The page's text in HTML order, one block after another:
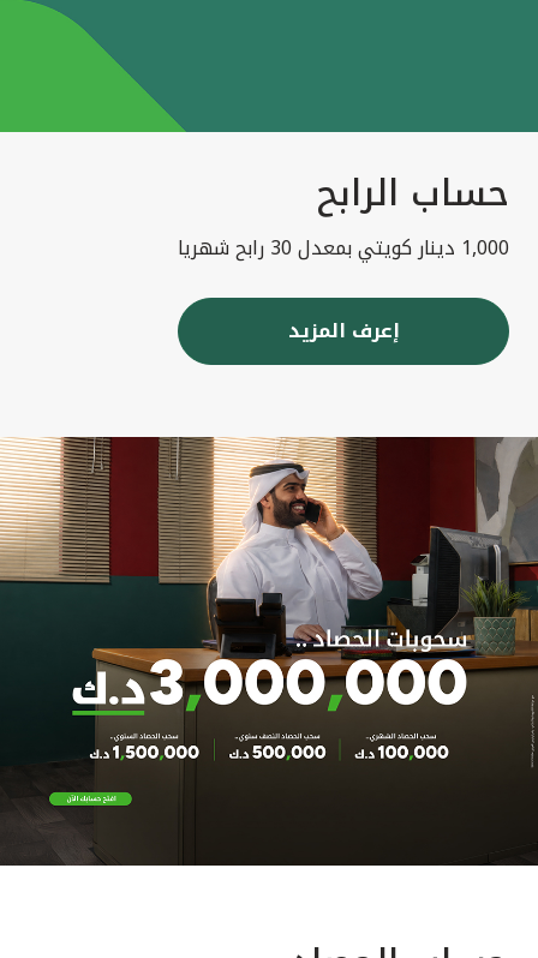
حساب الرابح
1,000 دينار كويتي بمعدل 30 رابح شهريا
إعرف المزيد